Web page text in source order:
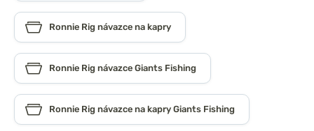
Ronnie Rig návazce na kapry
Ronnie Rig návazce Giants Fishing
Ronnie Rig návazce na kapry Giants Fishing